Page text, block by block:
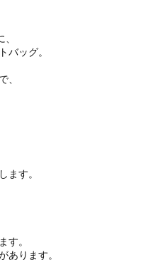
バッグ。
、
ます。
す。
あります。